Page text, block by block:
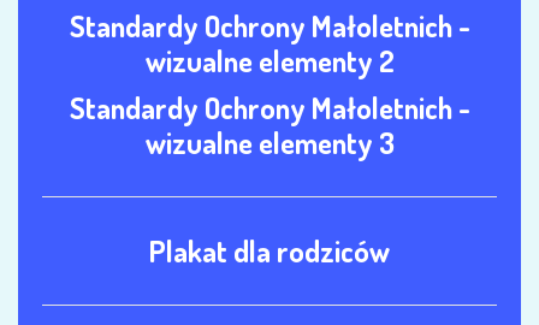
Standardy Ochrony Małoletnich -
wizualne elementy 2
Standardy Ochrony Małoletnich -
wizualne elementy 3
Plakat dla rodziców